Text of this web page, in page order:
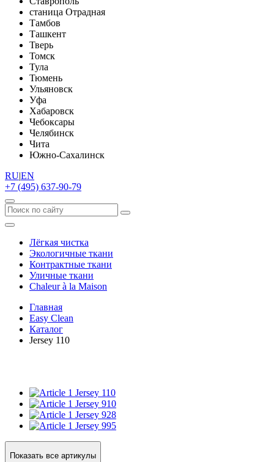
станица Отрадная
Тамбов
Ташкент
Тверь
Томск
Тула
Тюмень
Ульяновск
Уфа
Хабаровск
Чебоксары
Челябинск
Чита
Южно-Сахалинск
RU|EN
+7 (495) 637-90-79
Лёгкая чистка
Экологичные ткани
Контрактные ткани
Уличные ткани
Сhaleur à la Maison
Главная
Easy Clean
Каталог
Jersey 110
Jersey 110
Jersey 910
Jersey 928
Jersey 995
Показать все артикулы